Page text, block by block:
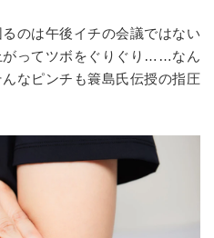
のは午後イチの会議ではない
がってツボをぐりぐり……なん
なピンチも簑島氏伝授の指圧